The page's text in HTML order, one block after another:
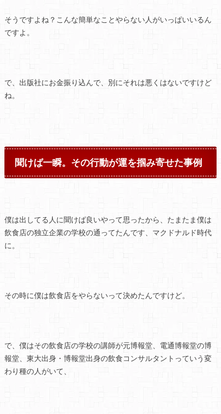
そうですよね？こんな簡単なことやらない人がいっぱいいるん
ですよ。
で、出版社にお金振り込んで、別にそれは悪くはないですけど
ね。
聞けば一瞬。その行動が運を掴み寄せた事例
僕は出してる人に聞けば良いやって思ったから、たまたま僕は
飲食店の独立企業の学校の通ってたんです、マクドナルド時代
に。
その時に僕は飲食店をやらないって決めたんですけど。
で、僕はその飲食店の学校の講師が元博報堂、電通博報堂の博
報堂、東大出身・博報堂出身の飲食コンサルタントっていう変
わり種の人がいて、